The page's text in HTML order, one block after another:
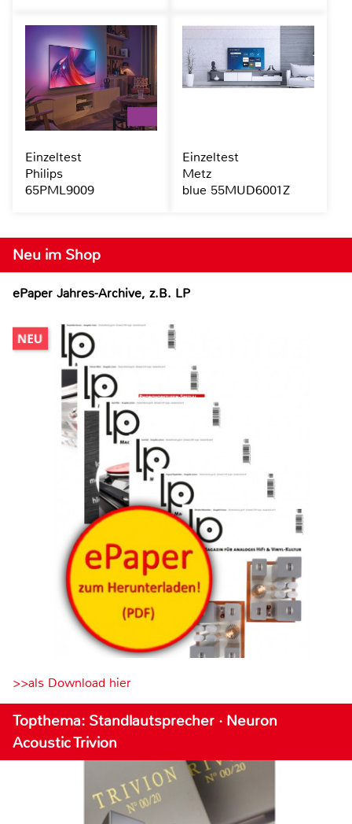
Neu im Shop
ePaper Jahres-Archive, z.B. LP
>>als Download hier
Topthema: Standlautsprecher · Neuron
Acoustic Trivion
Einzeltest
Philips
65PML9009
Einzeltest
Metz
blue 55MUD6001Z